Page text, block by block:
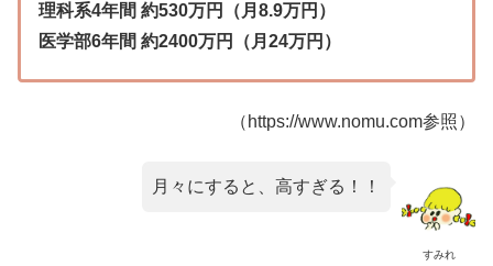
理科系4年間 約530万円（月8.9万円）
医学部6年間 約2400万円（月24万円）
（https://www.nomu.com参照）
すみれ
月々にすると、高すぎる！！